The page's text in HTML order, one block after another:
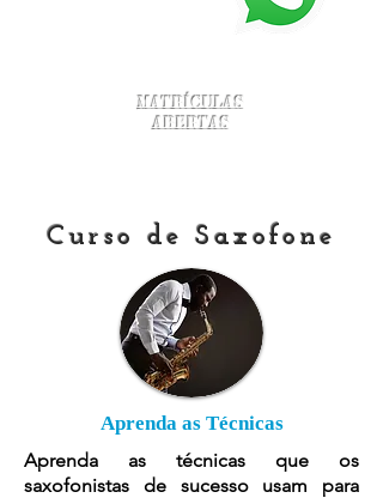
Matrículas
Abertas
Curso de Saxofone
Aprenda as Técnicas
Aprenda as técnicas que os
saxofonistas de sucesso usam para